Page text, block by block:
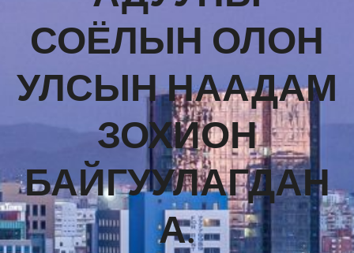
СОЁЛЫН ОЛОН
УЛСЫН НААДАМ
ЗОХИОН
БАЙГУУЛАГДАН
А.